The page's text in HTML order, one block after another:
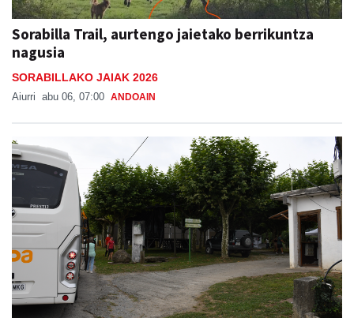
Sorabilla Trail, aurtengo jaietako berrikuntza
nagusia
SORABILLAKO JAIAK 2026
Aiurri abu 06, 07:00 ANDOAIN